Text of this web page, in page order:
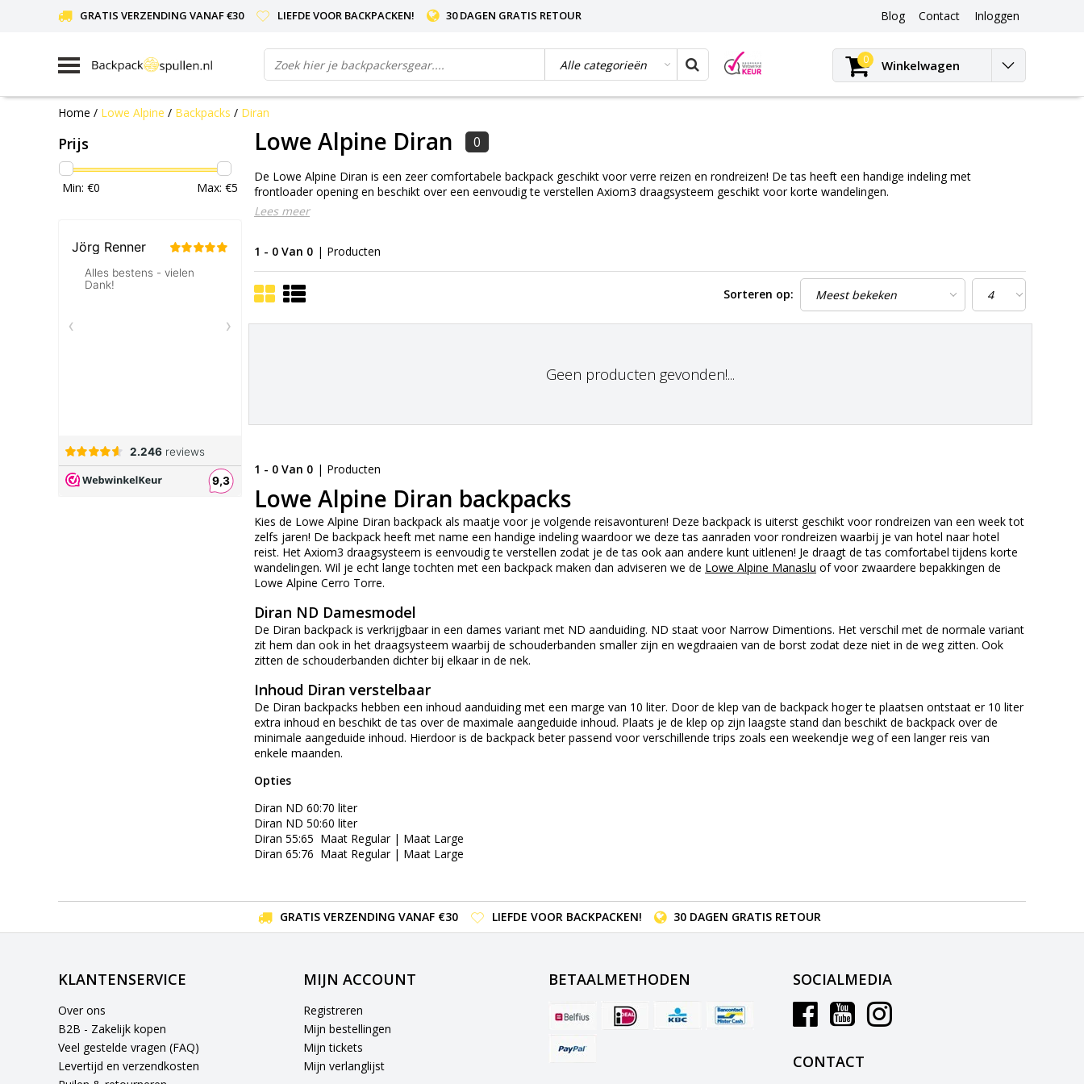
GRATIS VERZENDING VANAF €30 LIEFDE VOOR BACKPACKEN! 30 DAGEN GRATIS RETOUR Blog
Blog
Contact Inloggen
0 Winkelwagen
Home / Lowe Alpine / Backpacks / Diran
Prijs
Min: €0 Max: €5
Lowe Alpine Diran 0
De Lowe Alpine Diran is een zeer comfortabele backpack geschikt voor verre reizen en rondreizen! De tas heeft een handige indeling met
frontloader opening en beschikt over een eenvoudig te verstellen Axiom3 draagsysteem geschikt voor korte wandelingen.
Lees meer
1 - 0 Van 0 | Producten
Sorteren op:
Geen producten gevonden!...
1 - 0 Van 0 | Producten
Lowe Alpine Diran backpacks
Kies de Lowe Alpine Diran backpack als maatje voor je volgende reisavonturen! Deze backpack is uiterst geschikt voor rondreizen van een week tot
zelfs jaren! De backpack heeft met name een handige indeling waardoor we deze tas aanraden voor rondreizen waarbij je van hotel naar hotel
reist. Het Axiom3 draagsysteem is eenvoudig te verstellen zodat je de tas ook aan andere kunt uitlenen! Je draagt de tas comfortabel tijdens korte
wandelingen. Wil je echt lange tochten met een backpack maken dan adviseren we de Lowe Alpine Manaslu of voor zwaardere bepakkingen de
Lowe Alpine Cerro Torre.
Diran ND Damesmodel
De Diran backpack is verkrijgbaar in een dames variant met ND aanduiding. ND staat voor Narrow Dimentions. Het verschil met de normale variant
zit hem dan ook in het draagsysteem waarbij de schouderbanden smaller zijn en wegdraaien van de borst zodat deze niet in de weg zitten. Ook
zitten de schouderbanden dichter bij elkaar in de nek.
Inhoud Diran verstelbaar
De Diran backpacks hebben een inhoud aanduiding met een marge van 10 liter. Door de klep van de backpack hoger te plaatsen ontstaat er 10 liter
extra inhoud en beschikt de tas over de maximale aangeduide inhoud. Plaats je de klep op zijn laagste stand dan beschikt de backpack over de
minimale aangeduide inhoud. Hierdoor is de backpack beter passend voor verschillende trips zoals een weekendje weg of een langer reis van
enkele maanden.
Opties
Diran ND 60:70 liter
Diran ND 50:60 liter
Diran 55:65 Maat Regular | Maat Large
Diran 65:76 Maat Regular | Maat Large
GRATIS VERZENDING VANAF €30 LIEFDE VOOR BACKPACKEN! 30 DAGEN GRATIS RETOUR
KLANTENSERVICE
Over ons
B2B - Zakelijk kopen
Veel gestelde vragen (FAQ)
Levertijd en verzendkosten
MIJN ACCOUNT
Registreren
Mijn bestellingen
Mijn tickets
Mijn verlanglijst
BETAALMETHODEN SOCIALMEDIA
CONTACT